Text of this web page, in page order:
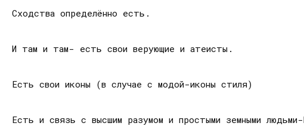
Сходства определённо есть.
И там и там- есть свои верующие и атеисты.
Есть свои иконы (в случае с модой-иконы стиля)
Есть и связь с высшим разумом и простыми земными